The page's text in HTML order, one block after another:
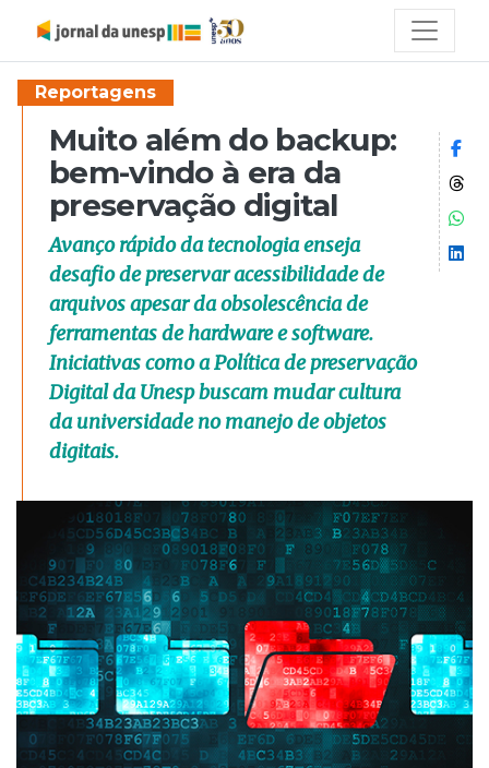
Reportagens
Muito além do backup:
bem-vindo à era da
preservação digital
Avanço rápido da tecnologia enseja
desafio de preservar acessibilidade de
arquivos apesar da obsolescência de
ferramentas de hardware e software.
Iniciativas como a Política de preservação
Digital da Unesp buscam mudar cultura
da universidade no manejo de objetos
digitais.